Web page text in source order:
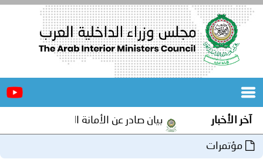
الرئيسية
آخر الأخبار بيان صادر عن الأمانة العامة لمجلس وزراء
مؤتمرات